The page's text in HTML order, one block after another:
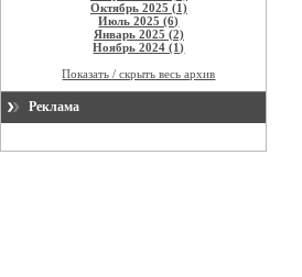
Октябрь 2025 (1)
Июль 2025 (6)
Январь 2025 (2)
Ноябрь 2024 (1)
Показать / скрыть весь архив
Реклама